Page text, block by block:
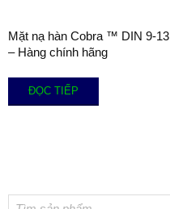
Mặt nạ hàn Cobra ™ DIN 9-13
– Hàng chính hãng
ĐỌC TIẾP
Tìm